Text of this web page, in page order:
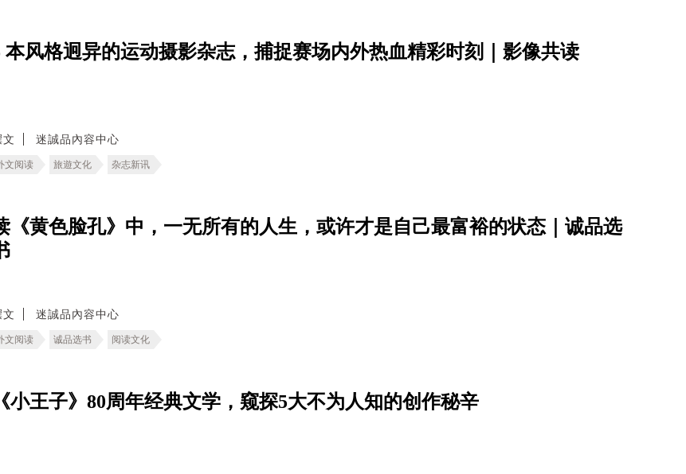
本风格迥异的运动摄影杂志，捕捉赛场内外热血精彩时刻｜影像共读
文 迷誠品內容中心
文阅读 旅遊文化 杂志新讯
《黄色脸孔》中，一无所有的人生，或许才是自己最富裕的状态｜诚品选
文 迷誠品內容中心
文阅读 诚品选书 阅读文化
《小王子》80周年经典文学，窥探5大不为人知的创作秘辛